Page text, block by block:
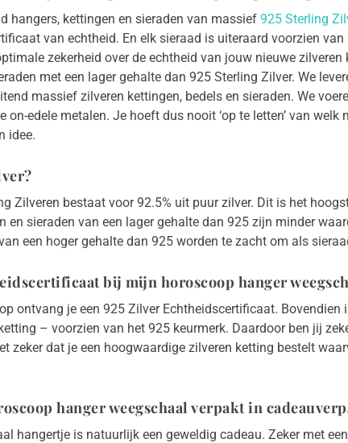
hangers, kettingen en sieraden van massief 925 Sterling
van echtheid. En elk sieraad is uiteraard voorzien
zekerheid over de echtheid van jouw nieuwe zilveren
met een lager gehalte dan 925 Sterling Zilver. We
massief zilveren kettingen, bedels en sieraden. We
on-edele metalen. Je hoeft dus nooit ‘op te letten’ van welk
idee.
Zilveren bestaat voor 92.5% uit puur zilver. Dit is het
en sieraden van een lager gehalte dan 925 zijn minder
een hoger gehalte dan 925 worden te zacht om als
bij mijn horoscoop hanger
ontvang je een 925 Zilver Echtheidscertificaat. Bovendien
– voorzien van het 925 keurmerk. Daardoor ben jij
zeker dat je een hoogwaardige zilveren ketting bestelt
hanger weegschaal verpakt in
hangertje is natuurlijk een geweldig cadeau. Zeker met